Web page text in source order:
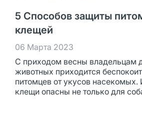
5 Способов защиты
клещей
06 Марта 2023
С приходом весны владельцам
животных приходится
питомцев от укусов
клещи опасны не только для